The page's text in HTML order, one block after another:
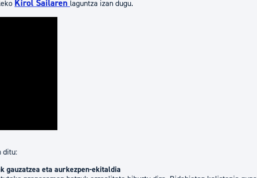
Kirol Sailaren laguntza izan dugu.
ditu:
gauzatzea eta aurkezpen-ekitaldia